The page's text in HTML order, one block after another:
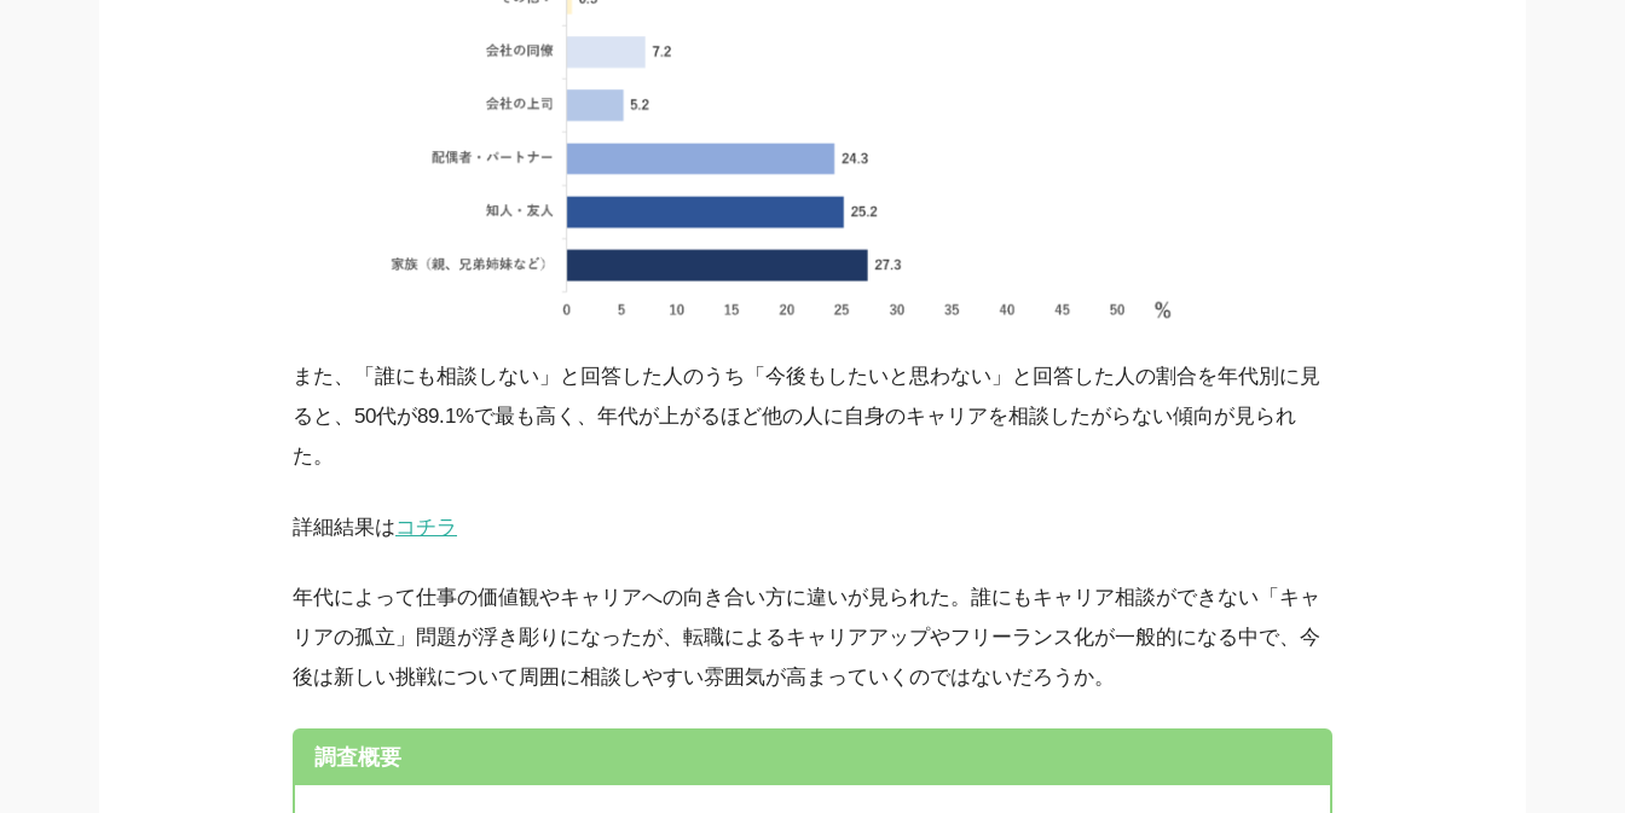
また、「誰にも相談しない」と回答した人のうち「今後もしたいと思わない」と回答した人の割合を年代別に見
ると、50代が89.1%で最も高く、年代が上がるほど他の人に自身のキャリアを相談したがらない傾向が見られ
た。
詳細結果はコチラ
年代によって仕事の価値観やキャリアへの向き合い方に違いが見られた。誰にもキャリア相談ができない「キャ
リアの孤立」問題が浮き彫りになったが、転職によるキャリアアップやフリーランス化が一般的になる中で、今
後は新しい挑戦について周囲に相談しやすい雰囲気が高まっていくのではないだろうか。
調査概要